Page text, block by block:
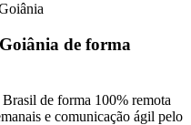
de forma
de forma 100% remota
e comunicação ágil pelo